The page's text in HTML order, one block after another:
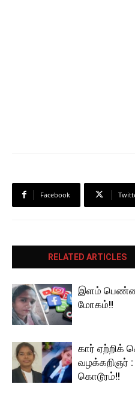
Facebook
RELATED ARTICLES
இளம்
மோகம்!!
கார்
கொடூரம்!!